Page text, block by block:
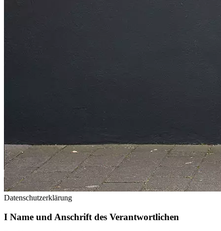
Datenschutzerklärung
I Name und Anschrift des Verantwortlichen